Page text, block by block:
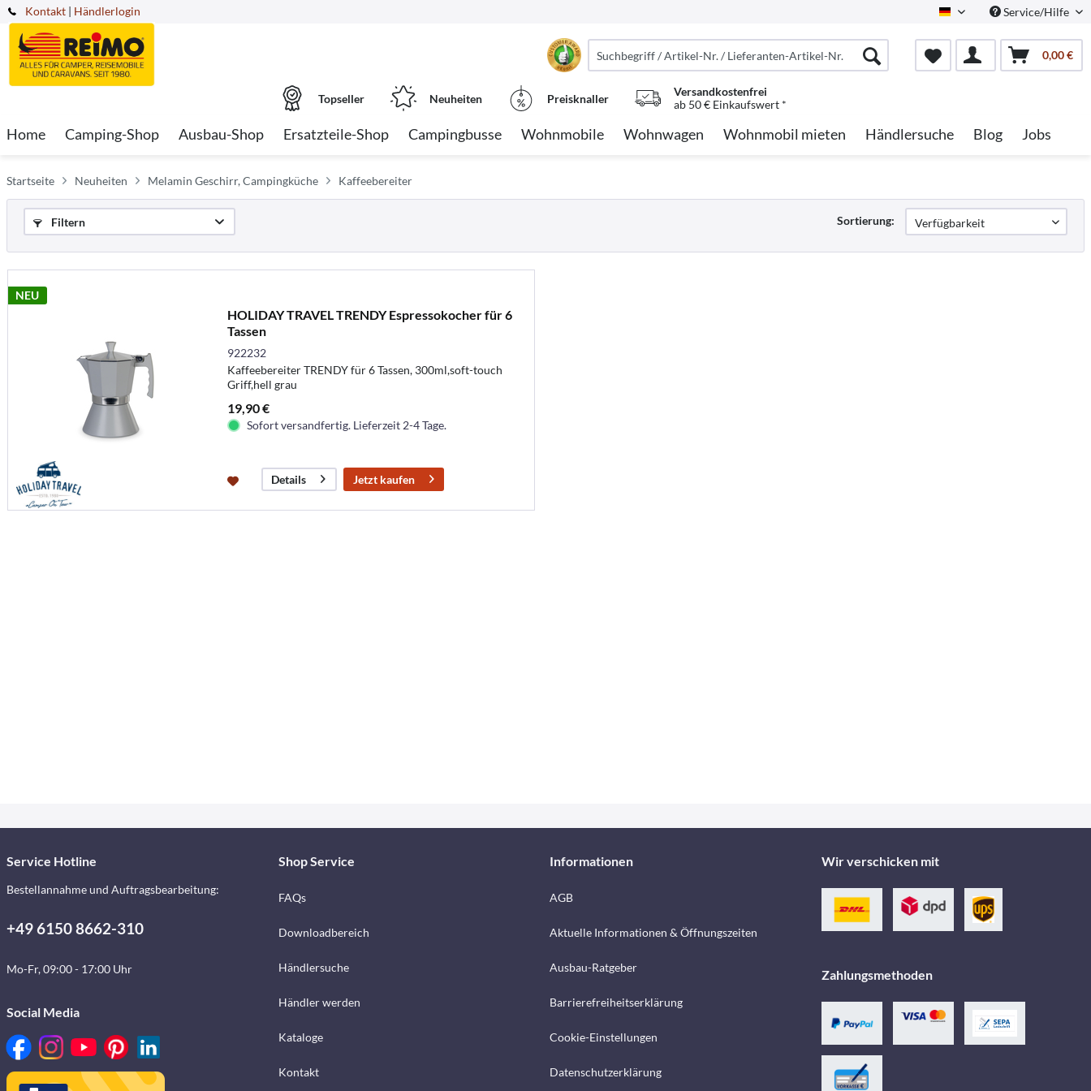
Kontakt German Service/Hilfe
| Händlerlogin
0,00 €
Topseller Neuheiten Preisknaller
Versandkostenfrei
ab 50 € Einkaufswert *
Home Camping-Shop Ausbau-Shop Ersatzteile-Shop Campingbusse Wohnmobile Wohnwagen Wohnmobil mieten Händlersuche Blog Jobs
Startseite Neuheiten Melamin Geschirr, Campingküche Kaffeebereiter
Filtern Sortierung:
NEU
HOLIDAY TRAVEL TRENDY Espressokocher für 6
Tassen
922232
Kaffeebereiter TRENDY für 6 Tassen, 300ml,soft-touch
Griff,hell grau
19,90 €
Sofort versandfertig. Lieferzeit 2-4 Tage.
Details Jetzt kaufen
Service Hotline
Bestellannahme und Auftragsbearbeitung:
+49 6150 8662-310
Mo-Fr, 09:00 - 17:00 Uhr
Social Media
Shop Service
FAQs
Downloadbereich
Händlersuche
Händler werden
Kataloge
Kontakt
Informationen
AGB
Aktuelle Informationen & Öffnungszeiten
Ausbau-Ratgeber
Barrierefreiheitserklärung
Cookie-Einstellungen
Datenschutzerklärung
Wir verschicken mit
Zahlungsmethoden